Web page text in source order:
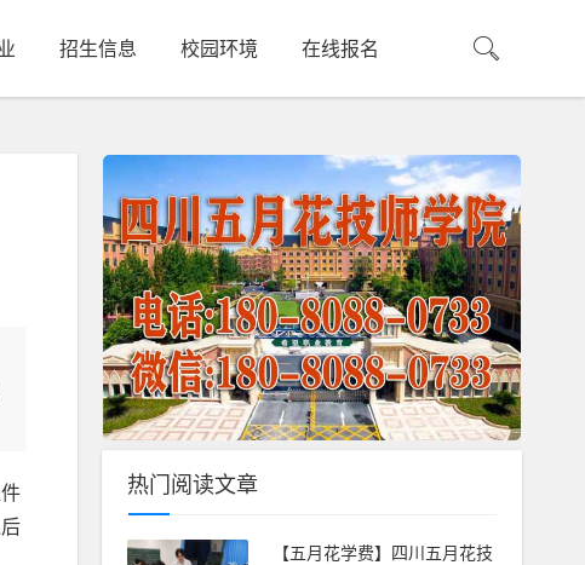
招生信息 校园环境 在线报名
热门阅读文章
【五月花学费】四川五月花技